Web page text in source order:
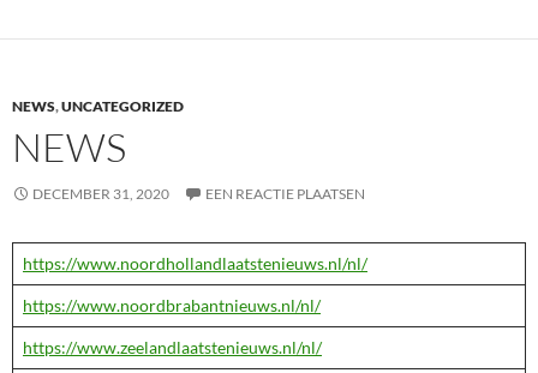
NEWS,UNCATEGORIZED
NEWS
DECEMBER 31, 2020 EEN REACTIE PLAATSEN
https://www.noordhollandlaatstenieuws.nl/nl/
https://www.noordbrabantnieuws.nl/nl/
https://www.zeelandlaatstenieuws.nl/nl/